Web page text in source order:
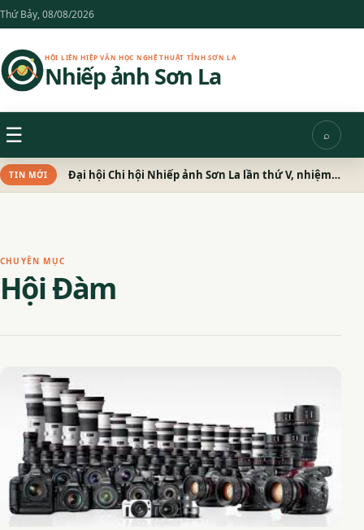
Chuyển
đến
nội
dung
Thứ Bảy, 08/08/2026
HỘI LIÊN HIỆP VĂN HỌC NGHỆ THUẬT TỈNH SƠN LA
Nhiếp ảnh Sơn La
☰
Tìm
kiếm
⌕
TIN MỚI Đại hội Chi hội Nhiếp ảnh Sơn La lần thứ V, nhiệm kỳ 2026 – 2031 thành công tốt đẹp
CHUYÊN MỤC
Hội Đàm